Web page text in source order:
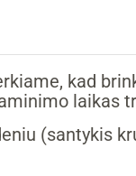
kad
laikas
(santykis